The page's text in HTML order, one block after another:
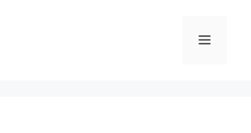
메